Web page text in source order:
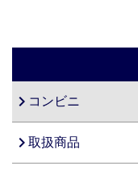
navigate_nextコンビニ
navigate_next取扱商品